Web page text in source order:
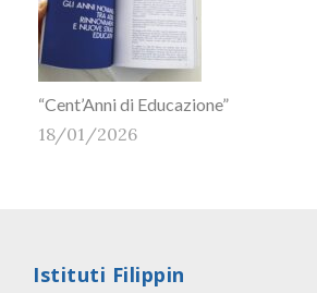
“Cent’Anni di Educazione”
18/01/2026
Istituti Filippin